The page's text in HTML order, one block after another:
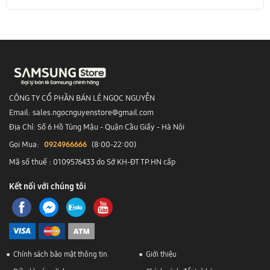
CÔNG TY CỔ PHẦN BÁN LẺ NGỌC NGUYỄN
Email: sales.ngocnguyenstore@gmail.com
Địa Chỉ: Số 6 Hồ Tùng Mậu - Quận Cầu Giấy - Hà Nội
Gọi Mua: 0924966666 (8:00-22:00)
Mã số thuế : 0109576433 do Sở KH-ĐT TP.HN cấp
Kết nối với chúng tôi
Chính sách bảo mật thông tin
Giới thiệu